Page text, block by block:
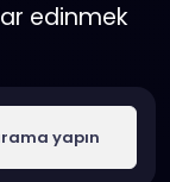
edinmek
yapın